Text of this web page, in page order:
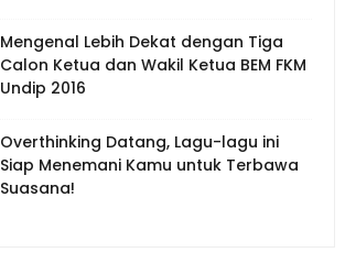
Mengenal Lebih Dekat dengan Tiga
Calon Ketua dan Wakil Ketua BEM FKM
Undip 2016
Overthinking Datang, Lagu-lagu ini
Siap Menemani Kamu untuk Terbawa
Suasana!